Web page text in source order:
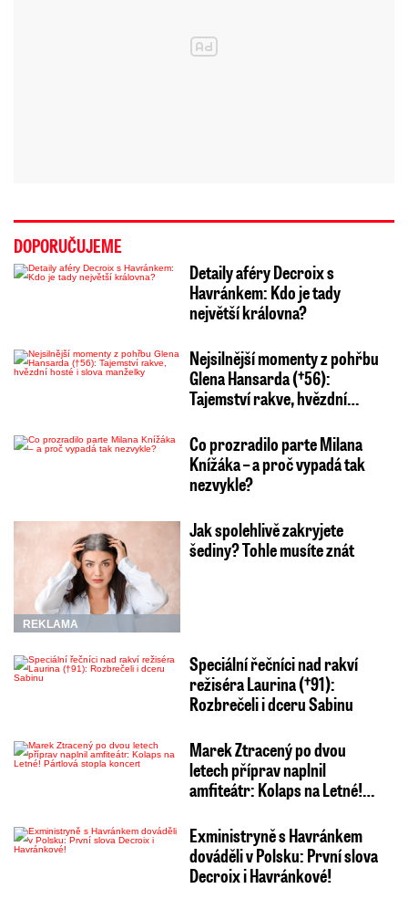
DOPORUČUJEME
Detaily aféry Decroix s
Havránkem: Kdo je tady
největší královna?
Nejsilnější momenty z pohřbu
Glena Hansarda (†56):
Tajemství rakve, hvězdní…
Co prozradilo parte Milana
Knížáka – a proč vypadá tak
nezvykle?
REKLAMA
Jak spolehlivě zakryjete
šediny? Tohle musíte znát
Speciální řečníci nad rakví
režiséra Laurina (†91):
Rozbrečeli i dceru Sabinu
Marek Ztracený po dvou
letech příprav naplnil
amfiteátr: Kolaps na Letné!…
Exministryně s Havránkem
dováděli v Polsku: První slova
Decroix i Havránkové!